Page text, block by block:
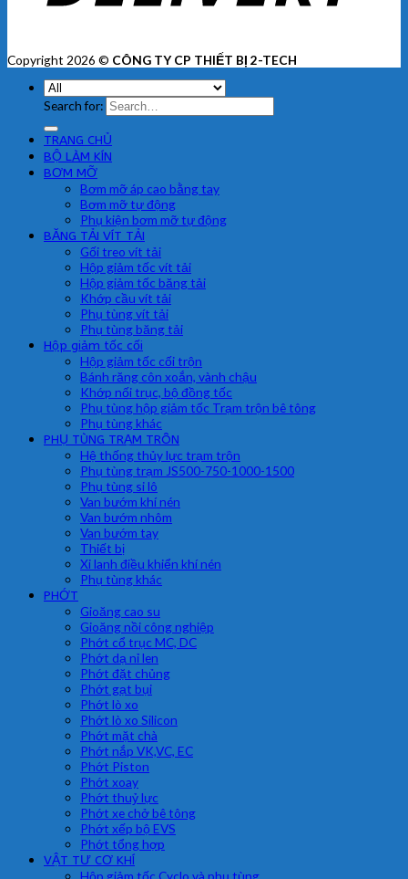
Copyright 2026 © CÔNG TY CP THIẾT BỊ 2-TECH
Search for:
TRANG CHỦ
BỘ LÀM KÍN
BƠM MỠ
Bơm mỡ áp cao bằng tay
Bơm mỡ tự động
Phụ kiện bơm mỡ tự động
BĂNG TẢI VÍT TẢI
Gối treo vít tải
Hộp giảm tốc vít tải
Hộp giảm tốc băng tải
Khớp cầu vít tải
Phụ tùng vít tải
Phụ tùng băng tải
Hộp giảm tốc cối
Hộp giảm tốc cối trộn
Bánh răng côn xoắn, vành chậu
Khớp nối trục, bộ đồng tốc
Phụ tùng hộp giảm tốc Trạm trộn bê tông
Phụ tùng khác
PHỤ TÙNG TRẠM TRÔN
Hệ thống thủy lực trạm trộn
Phụ tùng trạm JS500-750-1000-1500
Phụ tùng si lô
Van bướm khí nén
Van bướm nhôm
Van bướm tay
Thiết bị
Xi lanh điều khiển khí nén
Phụ tùng khác
PHỚT
Gioăng cao su
Gioăng nồi công nghiệp
Phớt cổ trục MC, DC
Phớt dạ nỉ len
Phớt đặt chủng
Phớt gạt bụi
Phớt lò xo
Phớt lò xo Silicon
Phớt mặt chà
Phớt nắp VK,VC, EC
Phớt Piston
Phớt xoay
Phớt thuỷ lực
Phớt xe chở bê tông
Phớt xếp bộ EVS
Phớt tổng hợp
VẬT TƯ CƠ KHÍ